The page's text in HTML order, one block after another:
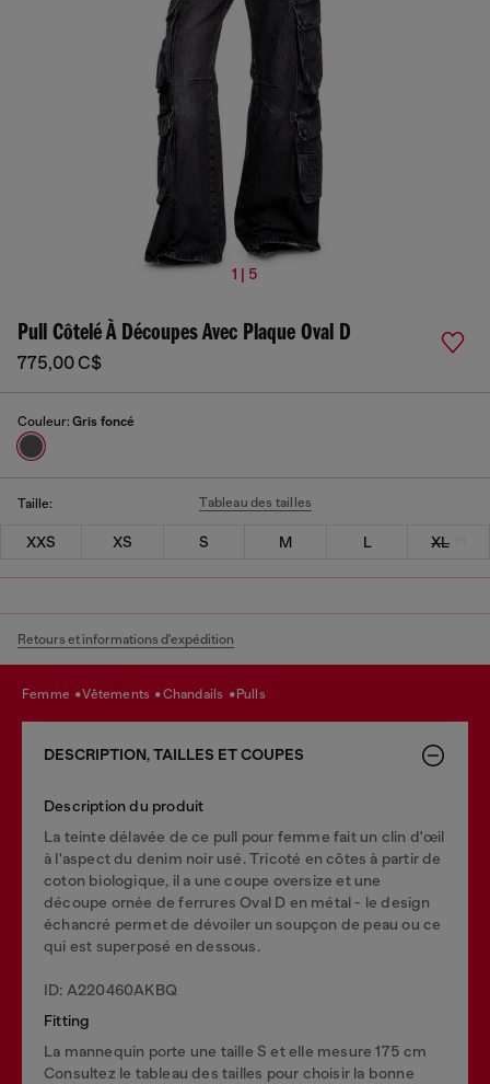
1 | 5
Pull Côtelé À Découpes Avec Plaque Oval D
775,00 C$
Couleur: Gris foncé
Taille: Tableau des tailles
XXS XS S M L XL
Retours et informations d'expédition
femme vêtements chandails pulls
DESCRIPTION, TAILLES ET COUPES
Description du produit
La teinte délavée de ce pull pour femme fait un clin d'œil
à l'aspect du denim noir usé. Tricoté en côtes à partir de
coton biologique, il a une coupe oversize et une
découpe ornée de ferrures Oval D en métal - le design
échancré permet de dévoiler un soupçon de peau ou ce
qui est superposé en dessous.
ID: A220460AKBQ
Fitting
La mannequin porte une taille S et elle mesure 175 cm
Consultez le tableau des tailles pour choisir la bonne